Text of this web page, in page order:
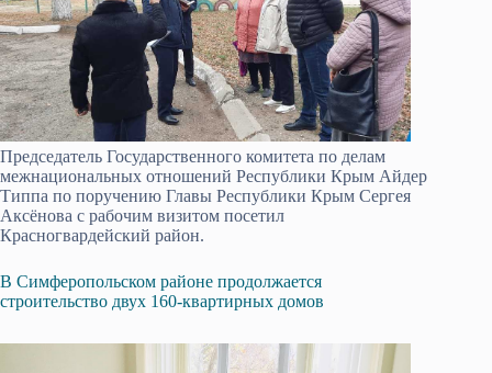
Председатель Государственного комитета по делам
межнациональных отношений Республики Крым Айдер
Типпа по поручению Главы Республики Крым Сергея
Аксёнова с рабочим визитом посетил
Красногвардейский район.
В Симферопольском районе продолжается
строительство двух 160-квартирных домов